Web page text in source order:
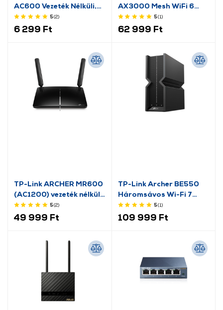
AC600 Vezeték Nélküli,
Kétsávos, USB Adapter
5(2)
6 299 Ft
AX3000 Mesh WiFi 6
rendszer, 2 db
5(1)
62 999 Ft
TP-Link ARCHER MR600
(AC1200) vezeték nélküli
router
5(2)
49 999 Ft
TP-Link Archer BE550
Háromsávos Wi-Fi 7
Router
5(1)
109 999 Ft